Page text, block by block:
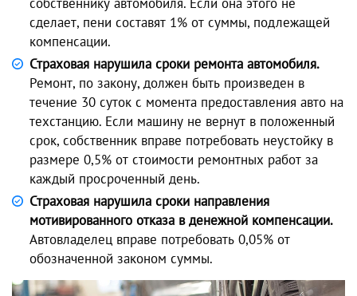
сделает, пени составят 1% от суммы, подлежащей
компенсации.
Страховая нарушила сроки ремонта автомобиля.
Ремонт, по закону, должен быть произведен в
течение 30 суток с момента предоставления авто на
техстанцию. Если машину не вернут в положенный
срок, собственник вправе потребовать неустойку в
размере 0,5% от стоимости ремонтных работ за
каждый просроченный день.
Страховая нарушила сроки направления
мотивированного отказа в денежной компенсации.
Автовладелец вправе потребовать 0,05% от
обозначенной законом суммы.